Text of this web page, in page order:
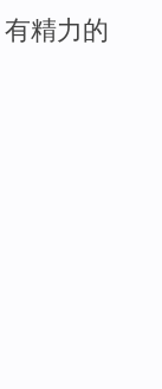
精力的